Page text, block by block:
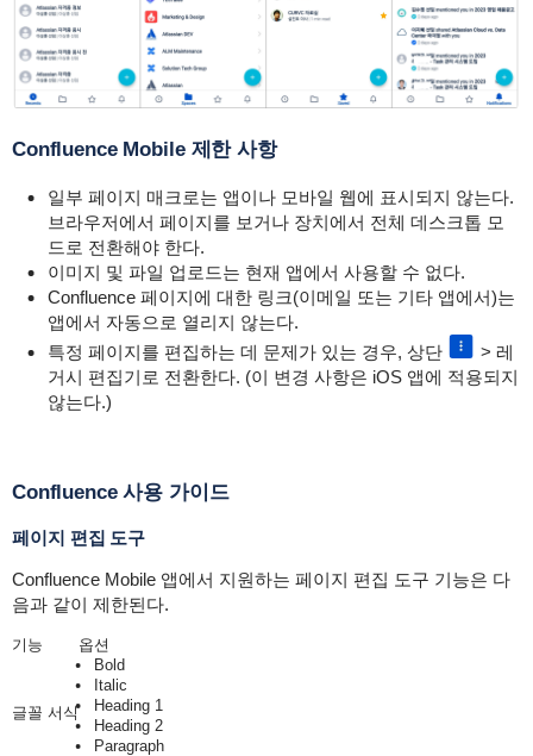
Confluence Mobile 제한 사항
일부 페이지 매크로는 앱이나 모바일 웹에 표시되지 않는다.
브라우저에서 페이지를 보거나 장치에서 전체 데스크톱 모
드로 전환해야 한다.
이미지 및 파일 업로드는 현재 앱에서 사용할 수 없다.
Confluence 페이지에 대한 링크(이메일 또는 기타 앱에서)는
앱에서 자동으로 열리지 않는다.
특정 페이지를 편집하는 데 문제가 있는 경우, 상단
> 레
거시 편집기로 전환한다. (이 변경 사항은 iOS 앱에 적용되지
않는다.)
Confluence 사용 가이드
페이지 편집 도구
Confluence Mobile 앱에서 지원하는 페이지 편집 도구 기능은 다
음과 같이 제한된다.
기능 옵션
글꼴 서식
Bold
Italic
Heading 1
Heading 2
Paragraph